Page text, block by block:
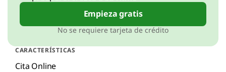
CARACTERÍSTICAS
Cita Online
Empieza gratis
No se requiere tarjeta de crédito